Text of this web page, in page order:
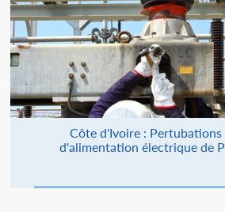
Côte d'Ivoire : Pertubations
d'alimentation électrique de